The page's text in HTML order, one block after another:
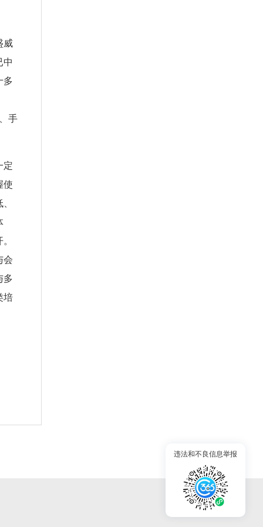
威
中
多
手
定
使
会
多
培
违法和不良信息举报